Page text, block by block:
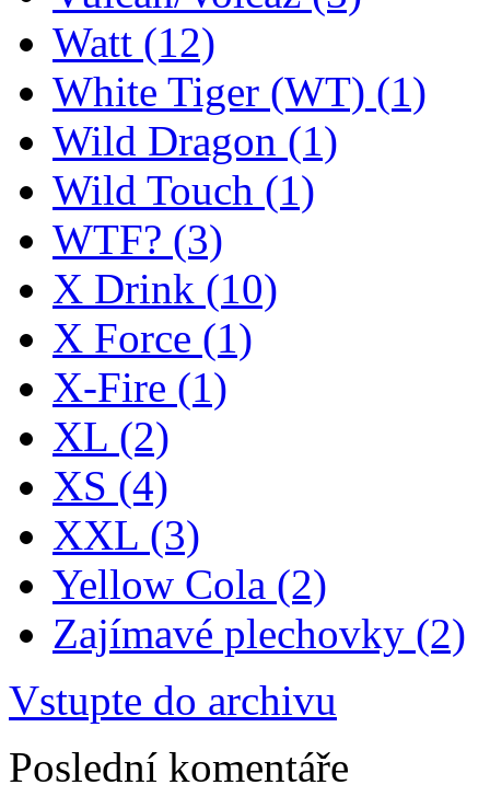
Watt (12)
White Tiger (WT) (1)
Wild Dragon (1)
Wild Touch (1)
WTF? (3)
X Drink (10)
X Force (1)
X-Fire (1)
XL (2)
XS (4)
XXL (3)
Yellow Cola (2)
Zajímavé plechovky (2)
Vstupte do archivu
Poslední komentáře